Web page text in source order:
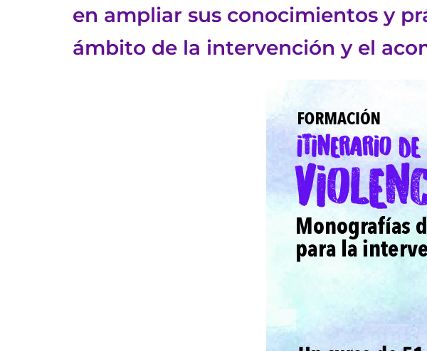
en ampliar sus conocimientos y
ámbito de la intervención y el